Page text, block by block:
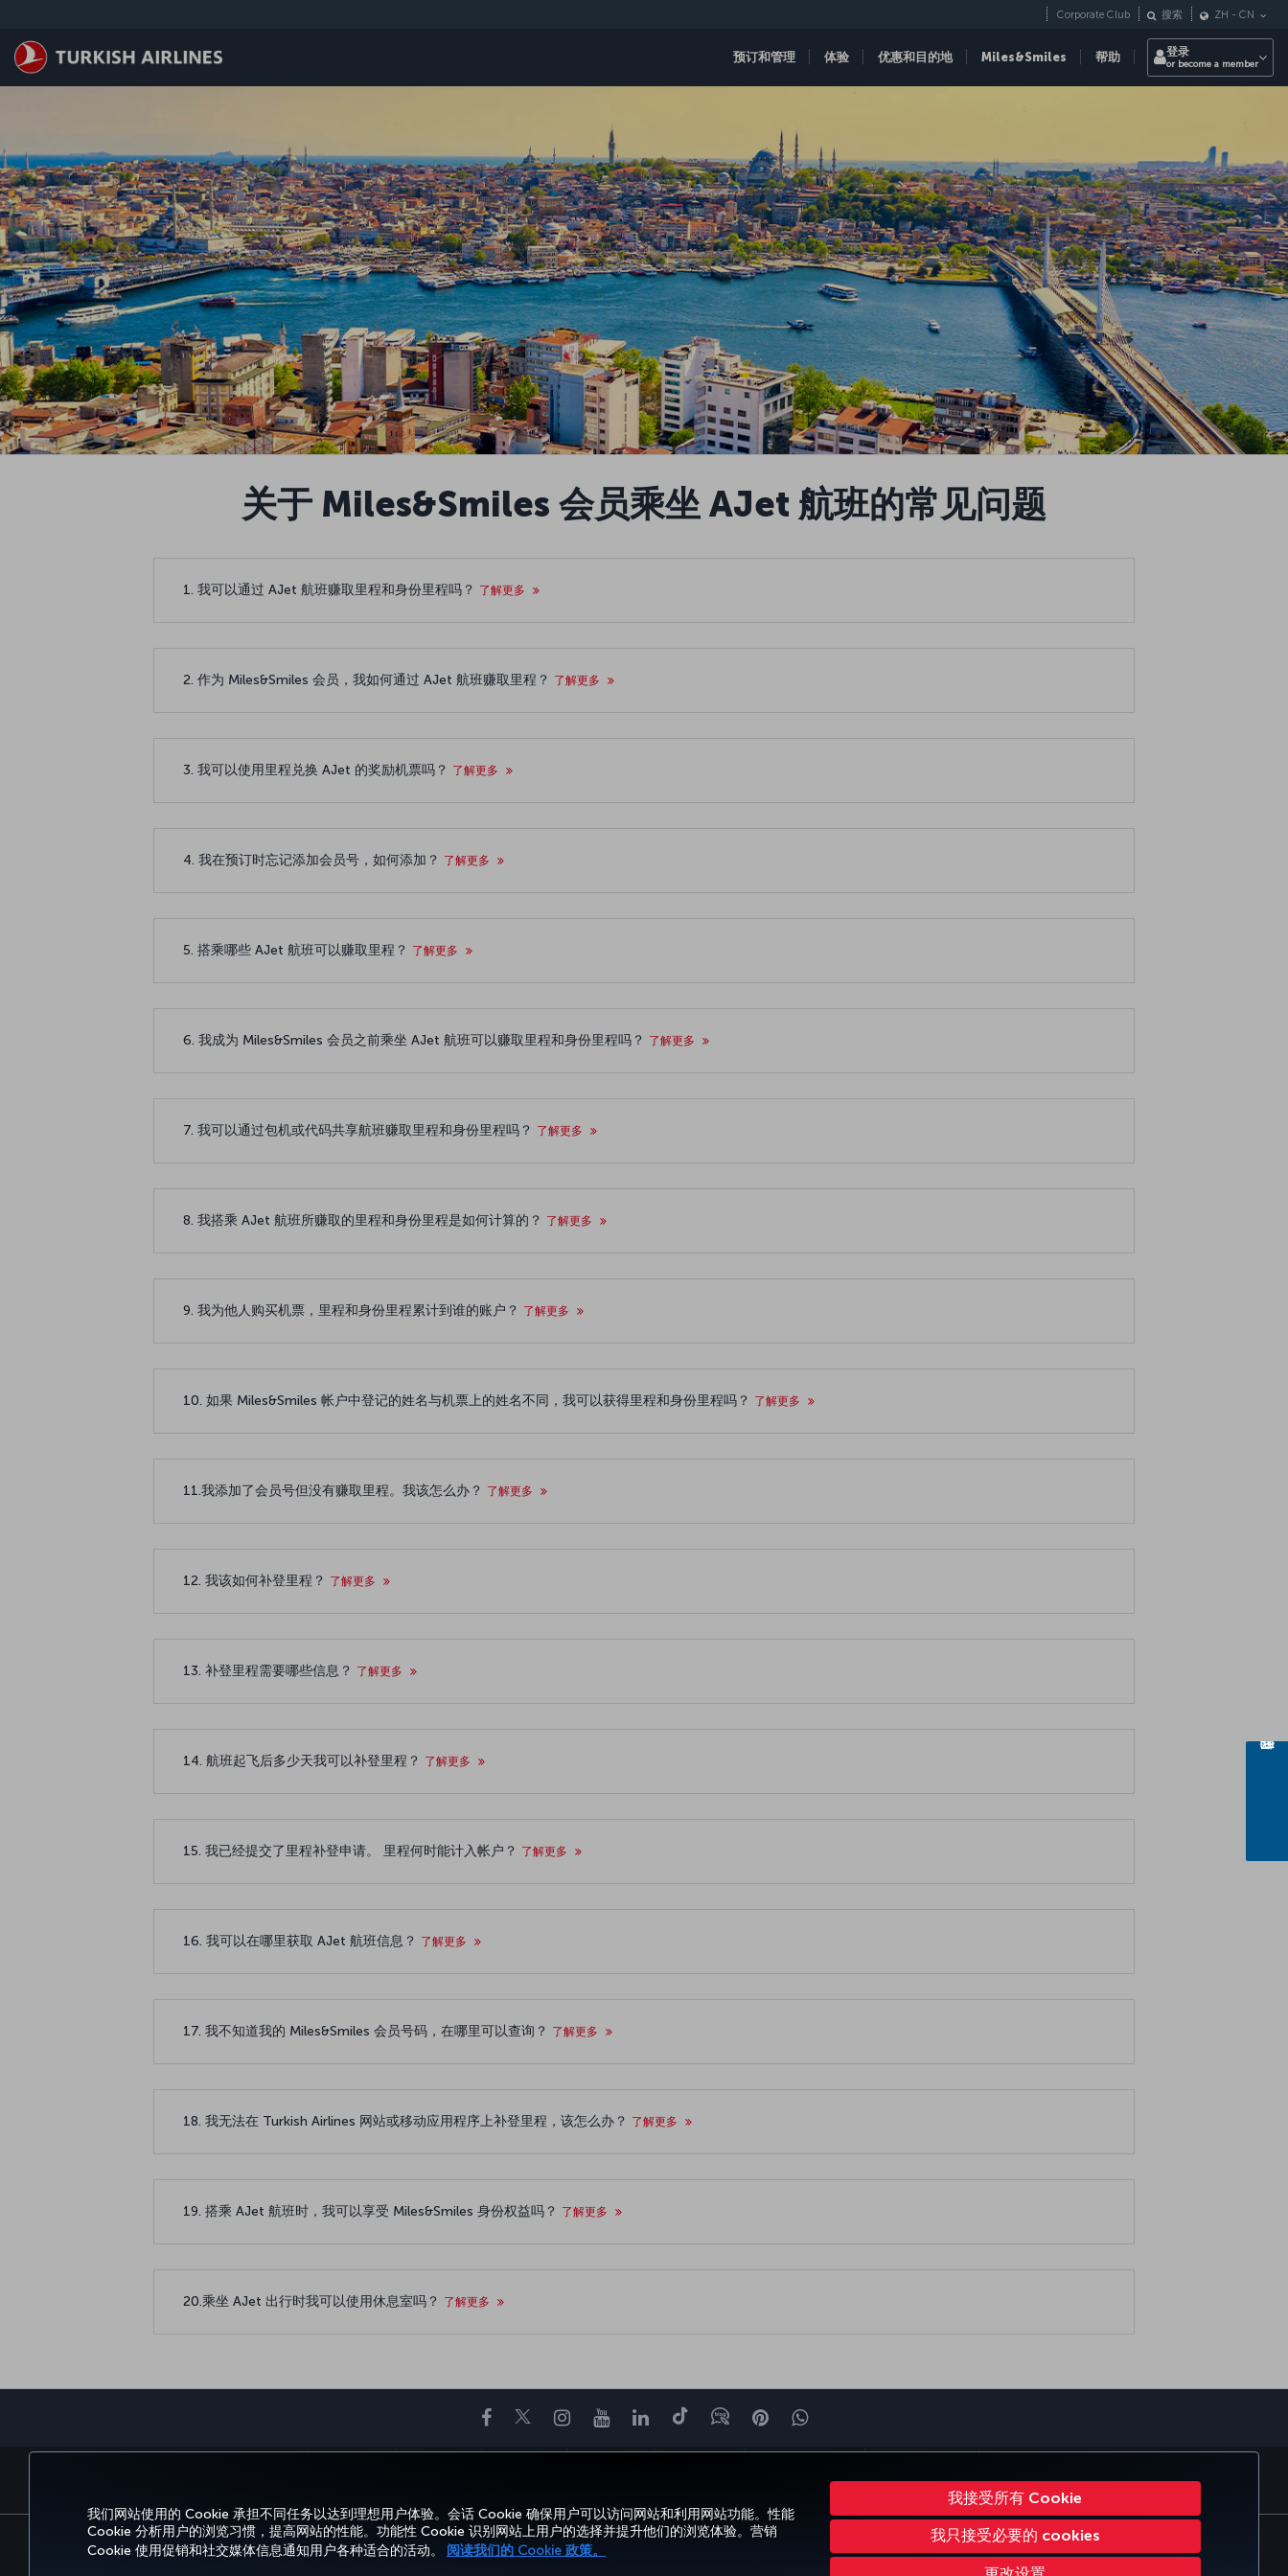
我们网站使用的 Cookie 承担不同任务以达到理想用户体验。会话 Cookie 确保用户可以访问网站和利用网站功能。性能
Cookie 分析用户的浏览习惯，提高网站的性能。功能性 Cookie 识别网站上用户的选择并提升他们的浏览体验。营销
Cookie 使用促销和社交媒体信息通知用户各种适合的活动。
阅读我们的 Cookie 政策。
我接受所有 Cookie
我只接受必要的 cookies
预订和管理 体验 优惠和目的地 Miles&Smiles 帮助
Corporate Club 搜索 ZH - CN
登录
or become a member
关于 Miles&Smiles 会员乘坐 AJet 航班的常见问题
1. 我可以通过 AJet 航班赚取里程和身份里程吗？ 了解更多
2. 作为 Miles&Smiles 会员，我如何通过 AJet 航班赚取里程？ 了解更多
3. 我可以使用里程兑换 AJet 的奖励机票吗？ 了解更多
4. 我在预订时忘记添加会员号，如何添加？ 了解更多
5. 搭乘哪些 AJet 航班可以赚取里程？ 了解更多
6. 我成为 Miles&Smiles 会员之前乘坐 AJet 航班可以赚取里程和身份里程吗？ 了解更多
7. 我可以通过包机或代码共享航班赚取里程和身份里程吗？ 了解更多
8. 我搭乘 AJet 航班所赚取的里程和身份里程是如何计算的？ 了解更多
9. 我为他人购买机票，里程和身份里程累计到谁的账户？ 了解更多
10. 如果 Miles&Smiles 帐户中登记的姓名与机票上的姓名不同，我可以获得里程和身份里程吗？ 了解更多
11.我添加了会员号但没有赚取里程。我该怎么办？ 了解更多
12. 我该如何补登里程？ 了解更多
13. 补登里程需要哪些信息？ 了解更多
14. 航班起飞后多少天我可以补登里程？ 了解更多
15. 我已经提交了里程补登申请。 里程何时能计入帐户？ 了解更多
16. 我可以在哪里获取 AJet 航班信息？ 了解更多
17. 我不知道我的 Miles&Smiles 会员号码，在哪里可以查询？ 了解更多
18. 我无法在 Turkish Airlines 网站或移动应用程序上补登里程，该怎么办？ 了解更多
19. 搭乘 AJet 航班时，我可以享受 Miles&Smiles 身份权益吗？ 了解更多
20.乘坐 AJet 出行时我可以使用休息室吗？ 了解更多
Facebook
TwitterInstagram
YouTube
领英抖音博客PinterestWhatsapp
CORPORATE CLUB TURKISH AIRLINES
无障碍服务 隐私和 Cookie 政策 法律公告 乘客权利 美国 DOT 客户服务计划
欧盟数据主体权利